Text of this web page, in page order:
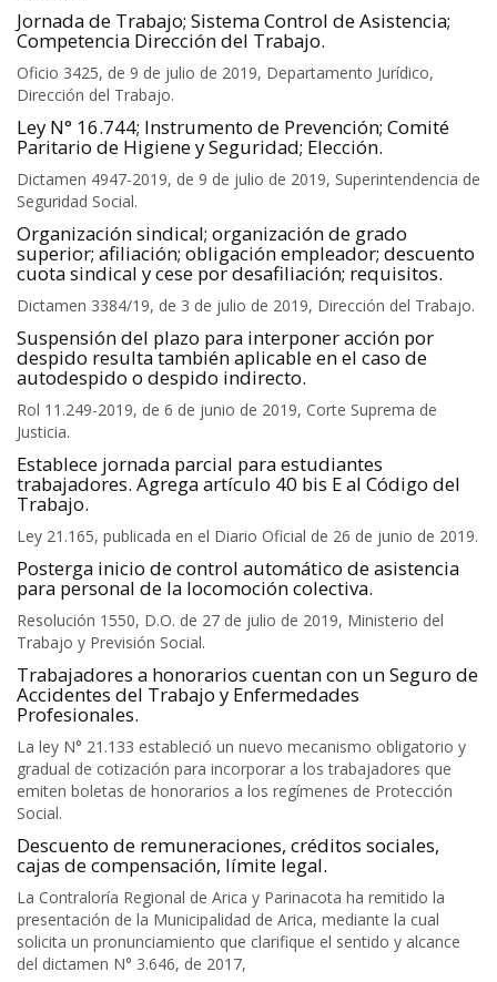
Jornada de Trabajo; Sistema Control de Asistencia;
Competencia Dirección del Trabajo.
Oficio 3425, de 9 de julio de 2019, Departamento Jurídico,
Dirección del Trabajo.
Ley N° 16.744; Instrumento de Prevención; Comité
Paritario de Higiene y Seguridad; Elección.
Dictamen 4947-2019, de 9 de julio de 2019, Superintendencia de
Seguridad Social.
Organización sindical; organización de grado
superior; afiliación; obligación empleador; descuento
cuota sindical y cese por desafiliación; requisitos.
Dictamen 3384/19, de 3 de julio de 2019, Dirección del Trabajo.
Suspensión del plazo para interponer acción por
despido resulta también aplicable en el caso de
autodespido o despido indirecto.
Rol 11.249-2019, de 6 de junio de 2019, Corte Suprema de
Justicia.
Establece jornada parcial para estudiantes
trabajadores. Agrega artículo 40 bis E al Código del
Trabajo.
Ley 21.165, publicada en el Diario Oficial de 26 de junio de 2019.
Posterga inicio de control automático de asistencia
para personal de la locomoción colectiva.
Resolución 1550, D.O. de 27 de julio de 2019, Ministerio del
Trabajo y Previsión Social.
Trabajadores a honorarios cuentan con un Seguro de
Accidentes del Trabajo y Enfermedades
Profesionales.
La ley N° 21.133 estableció un nuevo mecanismo obligatorio y
gradual de cotización para incorporar a los trabajadores que
emiten boletas de honorarios a los regímenes de Protección
Social.
Descuento de remuneraciones, créditos sociales,
cajas de compensación, límite legal.
La Contraloría Regional de Arica y Parinacota ha remitido la
presentación de la Municipalidad de Arica, mediante la cual
solicita un pronunciamiento que clarifique el sentido y alcance
del dictamen N° 3.646, de 2017,